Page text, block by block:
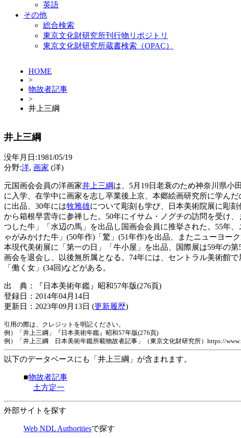
英語
その他
総合検索
東京文化財研究所刊行物リポジトリ
東京文化財研究所蔵書検索（OPAC）
HOME
>
物故者記事
>
井上三綱
井上三綱
没年月日:1981/05/19
分野:洋, 画家 (洋)
元国画会会員の洋画家井上三綱は、5月19日老衰のため神奈川県小
に入学、在学中に画家を志し卒業後上京、本郷絵画研究所に学ん
に出品、30年には牧雅雄について彫刻も学び、日本美術院展に彫
から箱根早雲寺に参禅した。50年にイサム・ノグチの訪問を受け
つした牛」「水辺の馬」を出品し国画会会員に推挙された。55年
ゃがみかけた牛」(50年作)「驚」(51年作)を出品、またニューヨー
本現代美術展に「第一の日」「牛小屋」を出品、国際展は59年の
画会を退会し、以後無所属となる。74年には、セントラル美術館
「働く女」(34回)などがある。
出 典：『日本美術年鑑』昭和57年版(276頁)
登録日：2014年04月14日
更新日：2023年09月13日 (更新履歴)
引用の際は、クレジットを明記ください。
例）「井上三綱」『日本美術年鑑』昭和57年版(276頁)
例）「井上三綱 日本美術年鑑所載物故者記事」（東京文化財研究所）https://
以下のデータベースにも「井上三綱」が含まれます。
■物故者記事
土方定一
外部サイトを探す
Web NDL Authoritiesで探す